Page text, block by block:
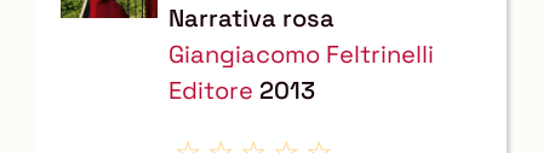
documento
Narrativa rosa
Giangiacomo Feltrinelli
Editore 2013